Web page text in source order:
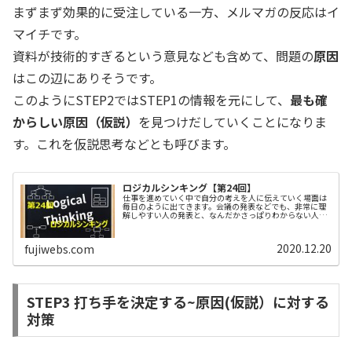
まずまず効果的に受注している一方、メルマガの反応はイ
マイチです。
資料が技術的すぎるという意見なども含めて、問題の原因
はこの辺にありそうです。
このようにSTEP2ではSTEP1の情報を元にして、 最も確
からしい原因（仮説） を見つけだしていくことになりま
す。これを仮説思考などとも呼びます。
ロジカルシンキング【第24回】
仕事を進めていく中で自分の考えを人に伝えていく場面は
毎日のように出てきます。会議の発表などでも、非常に理
解しやすい人の発表と、なんだかさっぱりわからない人の
fujiwebs.com 2020.12.20
STEP3 打ち手を決定する~原因(仮説）に対する
対策